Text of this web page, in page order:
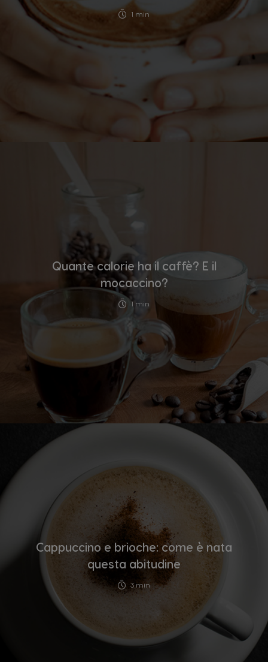
1 min
Quante calorie ha il caffè? E il
mocaccino?
1 min
Cappuccino e brioche: come è nata
questa abitudine
3 min